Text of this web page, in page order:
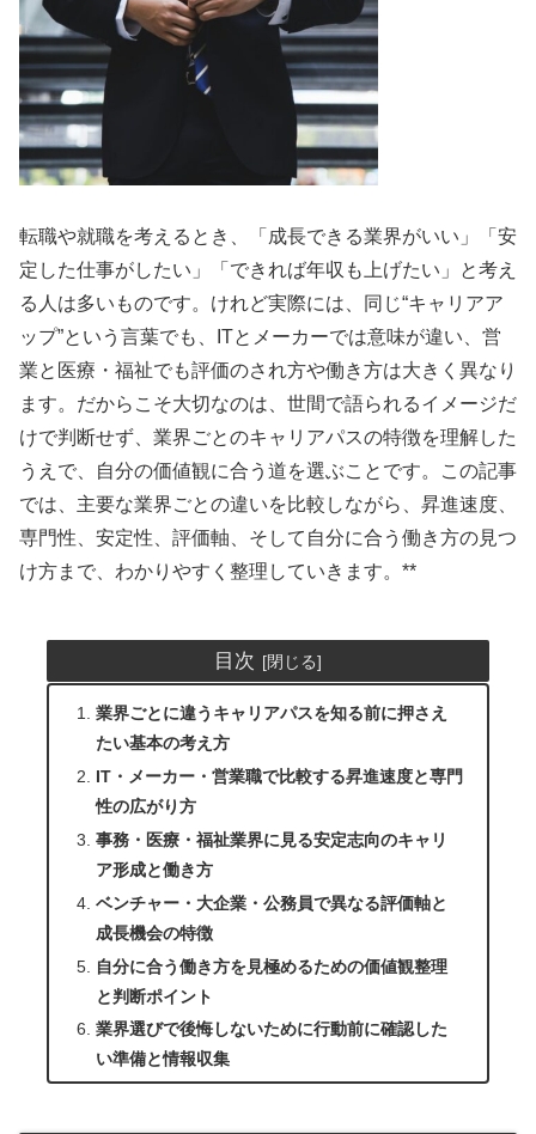
転職や就職を考えるとき、「成長できる業界がいい」「安
定した仕事がしたい」「できれば年収も上げたい」と考え
る人は多いものです。けれど実際には、同じ“キャリアア
ップ”という言葉でも、ITとメーカーでは意味が違い、営
業と医療・福祉でも評価のされ方や働き方は大きく異なり
ます。だからこそ大切なのは、世間で語られるイメージだ
けで判断せず、業界ごとのキャリアパスの特徴を理解した
うえで、自分の価値観に合う道を選ぶことです。この記事
では、主要な業界ごとの違いを比較しながら、昇進速度、
専門性、安定性、評価軸、そして自分に合う働き方の見つ
け方まで、わかりやすく整理していきます。**
目次
業界ごとに違うキャリアパスを知る前に押さえ
たい基本の考え方
IT・メーカー・営業職で比較する昇進速度と専門
性の広がり方
事務・医療・福祉業界に見る安定志向のキャリ
ア形成と働き方
ベンチャー・大企業・公務員で異なる評価軸と
成長機会の特徴
自分に合う働き方を見極めるための価値観整理
と判断ポイント
業界選びで後悔しないために行動前に確認した
い準備と情報収集